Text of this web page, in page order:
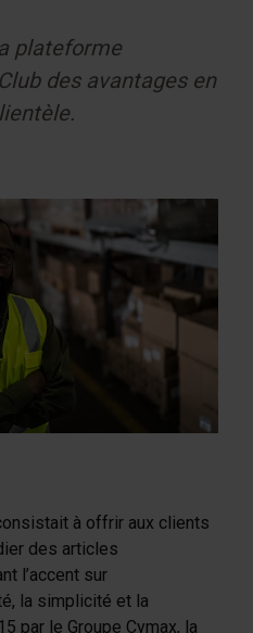
plateforme
des avantages en
à offrir aux clients
des articles
l’accent sur
la simplicité et la
par le Groupe Cymax, la